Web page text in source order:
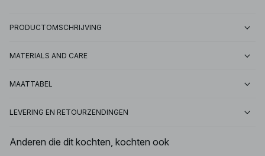
PRODUCTOMSCHRIJVING
MATERIALS AND CARE
MAATTABEL
LEVERING EN RETOURZENDINGEN
Anderen die dit kochten, kochten ook